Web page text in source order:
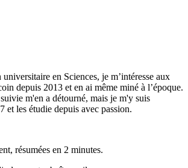
en Sciences, je m’intéresse aux
depuis 2013 et en ai même miné à l’époque.
m'en a détourné, mais je m'y suis
et les étudie depuis avec passion.
résumées en 2 minutes.